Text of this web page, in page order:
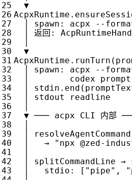
▼
AcpxRuntime .
spawn : acpx --
返回 :
▼
AcpxRuntime . runTurn (
spawn : acpx --
codex prompt
stdin . end (
stdout readline
▼ ─── acpx CLI 内部
resolveAgentCommand
→
"npx @zed-
splitCommandLine →
stdio : [ "pipe" ,